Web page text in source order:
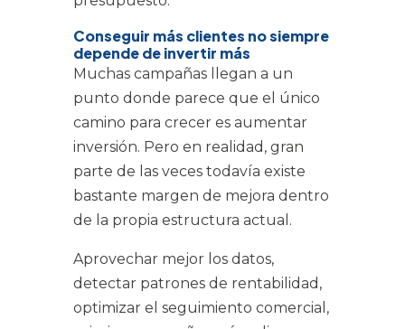
Conseguir más clientes no siempre
depende de invertir más
Muchas campañas llegan a un
punto donde parece que el único
camino para crecer es aumentar
inversión. Pero en realidad, gran
parte de las veces todavía existe
bastante margen de mejora dentro
de la propia estructura actual.
Aprovechar mejor los datos,
detectar patrones de rentabilidad,
optimizar el seguimiento comercial,